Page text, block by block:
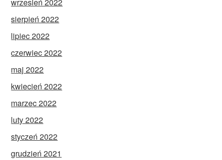
sierpień 2022
lipiec 2022
czerwiec 2022
maj 2022
kwiecień 2022
marzec 2022
luty 2022
styczeń 2022
grudzień 2021